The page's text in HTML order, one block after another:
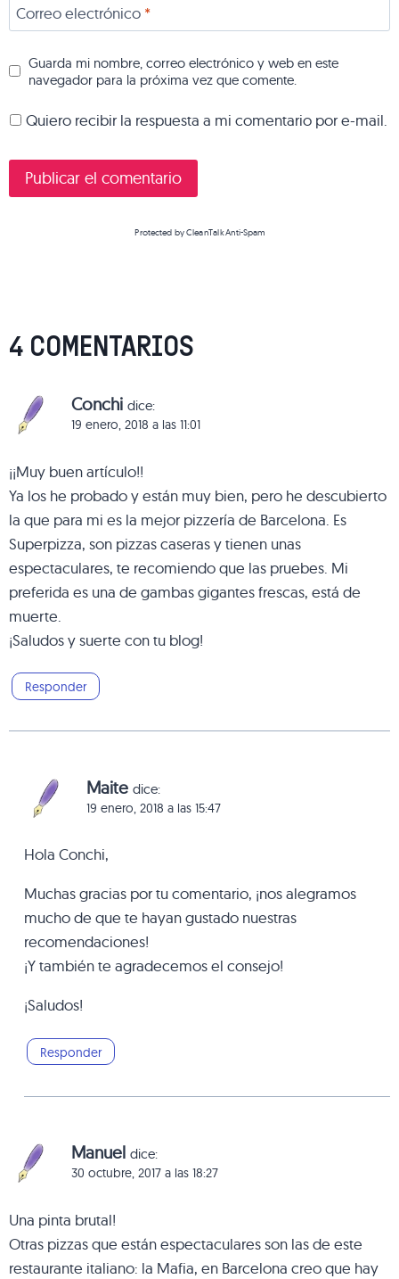
Correo electrónico *
Guarda mi nombre, correo electrónico y web en este
navegador para la próxima vez que comente.
Quiero recibir la respuesta a mi comentario por e-mail.
Protected byCleanTalk Anti-Spam
4 COMENTARIOS
Conchi dice:
19 enero, 2018 a las 11:01
¡¡Muy buen artículo!!
Ya los he probado y están muy bien, pero he descubierto
la que para mi es la mejor pizzería de Barcelona. Es
Superpizza, son pizzas caseras y tienen unas
espectaculares, te recomiendo que las pruebes. Mi
preferida es una de gambas gigantes frescas, está de
muerte.
¡Saludos y suerte con tu blog!
Responder
Maite dice:
19 enero, 2018 a las 15:47
Hola Conchi,
Muchas gracias por tu comentario, ¡nos alegramos
mucho de que te hayan gustado nuestras
recomendaciones!
¡Y también te agradecemos el consejo!
¡Saludos!
Responder
Manuel dice:
30 octubre, 2017 a las 18:27
Una pinta brutal!
Otras pizzas que están espectaculares son las de este
restaurante italiano: la Mafia, en Barcelona creo que hay